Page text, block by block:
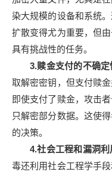
染大规模的设备和系统
扩散变得尤为重要，但
具有挑战性的任务。
3.赎金支付的不确定
取解密密钥，但支付赎
即使支付了赎金，攻击
只解密部分数据。这使
的决策。
4.社会工程和漏洞利
毒还利用社会工程学手